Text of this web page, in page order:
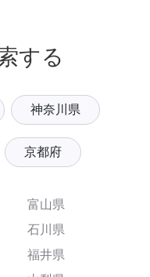
する
神奈川県
京都府
富山県
石川県
福井県